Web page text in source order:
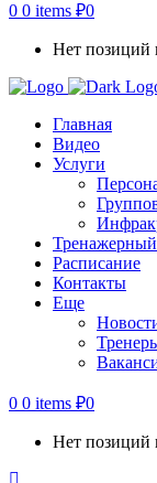
0 0 items ₽0
Нет позиций
Главная
Видео
Услуги
Тренажерный
Расписание
Контакты
Еще
0 0 items ₽0
Нет позиций